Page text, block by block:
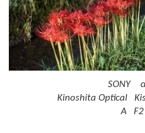
SONY
Kinoshita Optical
A F2